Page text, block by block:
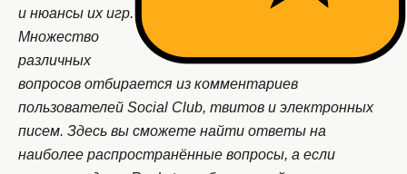
и нюансы их игр.
Множество
различных
вопросов отбирается из комментариев
пользователей Social Club, твитов и электронных
писем. Здесь вы сможете найти ответы на
наиболее распространённые вопросы, а если